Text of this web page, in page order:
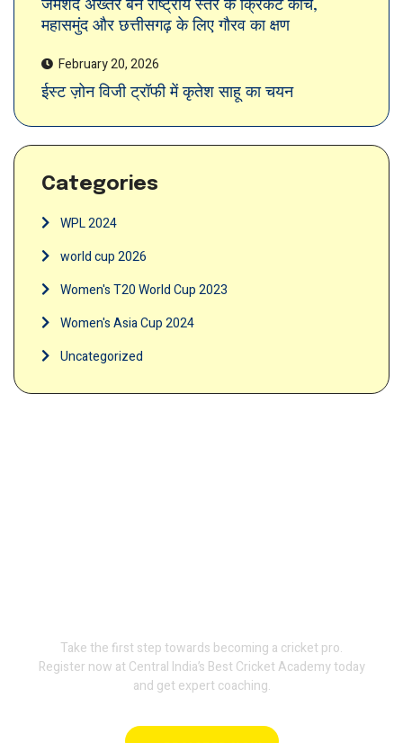
जमशेद अख्तर बने राष्ट्रीय स्तर के क्रिकेट कोच,
महासमुंद और छत्तीसगढ़ के लिए गौरव का क्षण
February 20, 2026
ईस्ट ज़ोन विजी ट्रॉफी में कृतेश साहू का चयन
Categories
WPL 2024
world cup 2026
Women's T20 World Cup 2023
Women's Asia Cup 2024
Uncategorized
Take the first step towards becoming a cricket pro.
Register now at Central India’s Best Cricket Academy today
and get expert coaching.